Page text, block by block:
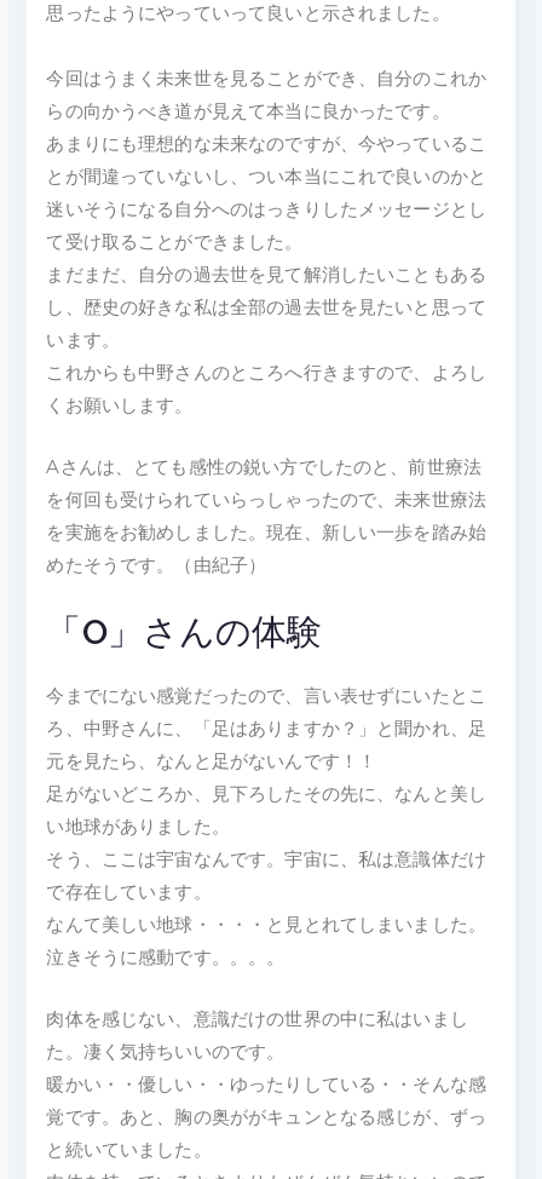
思ったようにやっていって良いと示されました。
今回はうまく未来世を見ることができ、自分のこれか
らの向かうべき道が見えて本当に良かったです。
あまりにも理想的な未来なのですが、今やっているこ
とが間違っていないし、つい本当にこれで良いのかと
迷いそうになる自分へのはっきりしたメッセージとし
て受け取ることができました。
まだまだ、自分の過去世を見て解消したいこともある
し、歴史の好きな私は全部の過去世を見たいと思って
います。
これからも中野さんのところへ行きますので、よろし
くお願いします。
Aさんは、とても感性の鋭い方でしたのと、前世療法
を何回も受けられていらっしゃったので、未来世療法
を実施をお勧めしました。現在、新しい一歩を踏み始
めたそうです。（由紀子）
「O」さんの体験
今までにない感覚だったので、言い表せずにいたとこ
ろ、中野さんに、「足はありますか？」と聞かれ、足
元を見たら、なんと足がないんです！！
足がないどころか、見下ろしたその先に、なんと美し
い地球がありました。
そう、ここは宇宙なんです。宇宙に、私は意識体だけ
で存在しています。
なんて美しい地球・・・・と見とれてしまいました。
泣きそうに感動です。。。。
肉体を感じない、意識だけの世界の中に私はいまし
た。凄く気持ちいいのです。
暖かい・・優しい・・ゆったりしている・・そんな感
覚です。あと、胸の奥ががキュンとなる感じが、ずっ
と続いていました。